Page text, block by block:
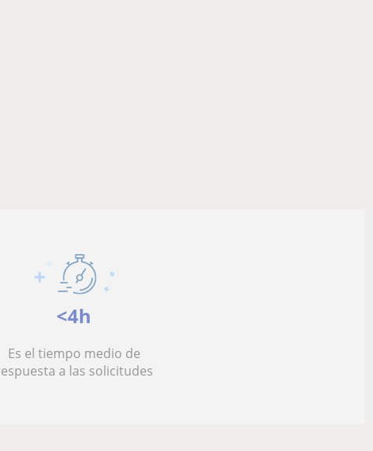
<4h
Es el tiempo medio de
a las solicitudes